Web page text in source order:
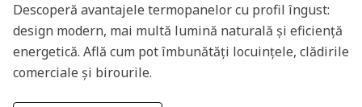
Descoperă avantajele termopanelor cu profil îngust:
design modern, mai multă lumină naturală și eficiență
energetică. Află cum pot îmbunătăți locuințele, clădirile
comerciale și birourile.